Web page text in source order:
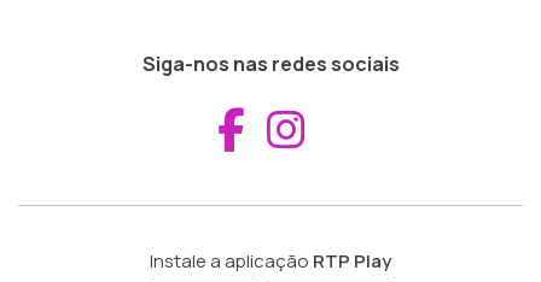
Siga-nos nas redes sociais
Aceder ao
Instale a aplicação RTP Play